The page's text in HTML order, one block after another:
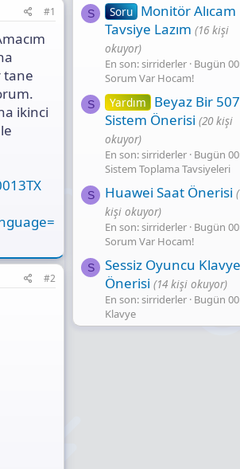
#1
tane
ikinci
#2
S Soru Monitör Alıcam
Tavsiye Lazım (16 kişi
okuyor)
En son: sirriderler Bugün
Sorum Var Hocam!
S Yardım
Beyaz Bir
Sistem Önerisi (20 kişi
okuyor)
En son: sirriderler Bugün
Sistem Toplama Tavsiyeleri
S Huawei Saat Önerisi
kişi okuyor)
En son: sirriderler Bugün
Sorum Var Hocam!
S
Sessiz Oyuncu Klavye
Önerisi (14 kişi okuyor)
En son: sirriderler Bugün
Klavye